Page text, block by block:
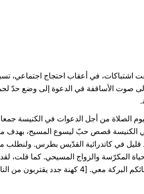
اشتباكات، في أعقاب احتجاج اجتماعي،
صوت الأساقفة في الدعوة إلى وضع حدّ
الصلاة من أجل الدعوات في الكنيسة
الكنيسة قصص حبّ ليسوع المسيح، بهدف
قليل في كاتدرائية القدّيس بطرس. ولنطلب
المكرّسة والزواج المسيحي. كما قلت،
اليوم. ومن هؤلاء الستّة عشر، جاء أربعة منهم ليحيّوكم،